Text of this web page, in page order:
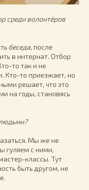
среди волонтёров
беседа, после
в интернат. Отбор
то так и не
Кто-то приезжает, но
решает, что это
на годы, становясь
Мы же не
гуляем с ними,
классы. Тут
быть другом, не